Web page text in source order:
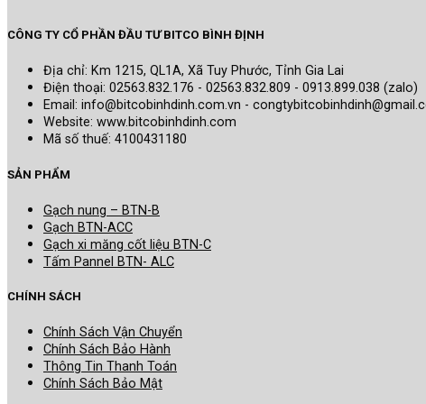
CÔNG TY CỔ PHẦN ĐẦU TƯ BITCO BÌNH ĐỊNH
Địa chỉ: Km 1215, QL1A, Xã Tuy Phước, Tỉnh Gia Lai
Điện thoại: 02563.832.176 - 02563.832.809 - 0913.899.038 (zalo)
Email: info@bitcobinhdinh.com.vn -
Website: www.bitcobinhdinh.com
Mã số thuế: 4100431180
SẢN PHẨM
Gạch nung – BTN-B
Gạch BTN-ACC
Gạch xi măng cốt liệu BTN-C
Tấm Pannel BTN- ALC
CHÍNH SÁCH
Chính Sách Vận Chuyển
Chính Sách Bảo Hành
Thông Tin Thanh Toán
Chính Sách Bảo Mật